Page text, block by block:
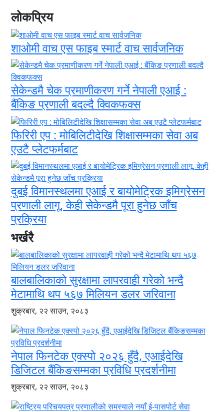
लोकप्रिय
शाओमी वाच एस फाइब स्मार्ट वाच सार्वजनिक
सेकेन्डमै चेक प्रमाणीकरण गर्ने नेपाली एआई :
बैंकिङ प्रणाली बदल्दै क्विकफक्स
फिरिरी एप : मोबिलिटीदेखि शिक्षासम्मका सेवा अब
एउटै प्लेटफर्मबाट
दुबई विमानस्थलमा एआई र बायोमेट्रिक इमिग्रेसन
प्रणाली लागू, केही सेकेन्डमै पूरा हुनेछ जाँच
प्रक्रिया
भर्खरै
बालबालिकाको सुरक्षामा लापरवाही गरेको भन्दै
मेटामाथि थप ५६७ मिलियन डलर जरिवाना
शुक्रबार, २२ साउन, २०८३
नेपाल फिनटेक एक्स्पो २०२६ हुँदै, एआईदेखि
डिजिटल बैंकिङसम्मका प्रविधि प्रदर्शनीमा
शुक्रबार, २२ साउन, २०८३